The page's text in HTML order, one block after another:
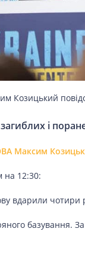
Козицький
і
Максим
на 12:30:
вдарили чотири
базування.